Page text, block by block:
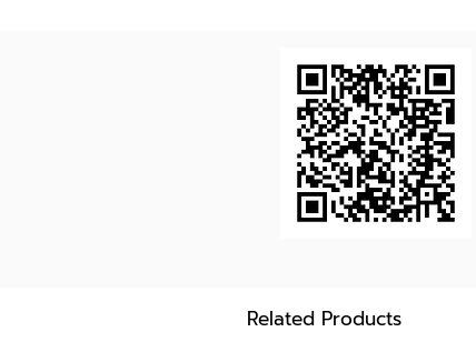
Related Products